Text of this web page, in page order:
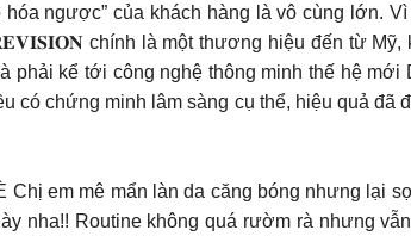
ngược” của khách hàng là vô cùng lớn.
chính là một thương hiệu đến từ
kể tới công nghệ thông minh thế hệ
có chứng minh lâm sàng cụ thể, hiệu quả
em mê mẩn làn da căng bóng nhưng lại
nha!! Routine không quá rườm rà nhưng